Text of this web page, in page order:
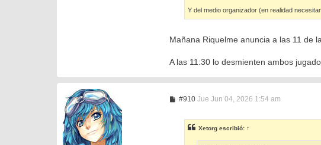
Y del medio organizador (en realidad
Mañana Riquelme anuncia a las 11 de
A las 11:30 lo desmienten ambos
#910M
s
a
Jue Jun 04, 2026 1:54 am
Xetorg escribió: ↑